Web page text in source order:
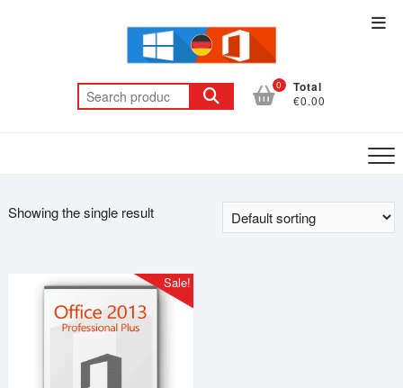
Search
for:
0 Total
€0.00
Showing the single result
Sale!